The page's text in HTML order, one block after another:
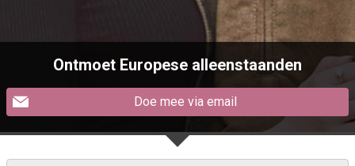
Ontmoet Europese alleenstaanden
Doe mee via email